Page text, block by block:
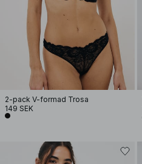
2-pack V-formad Trosa
149 SEK